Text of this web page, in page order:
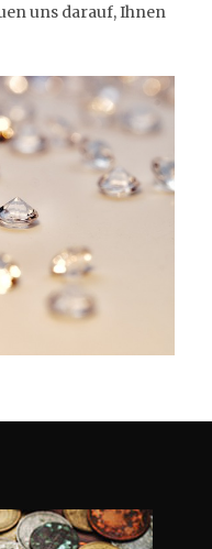
uns darauf, Ihnen